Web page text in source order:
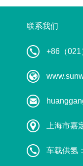
联系我们
+86（
上海市嘉
车载供氢